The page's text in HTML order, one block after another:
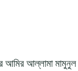
আল্লামা মামুনুল